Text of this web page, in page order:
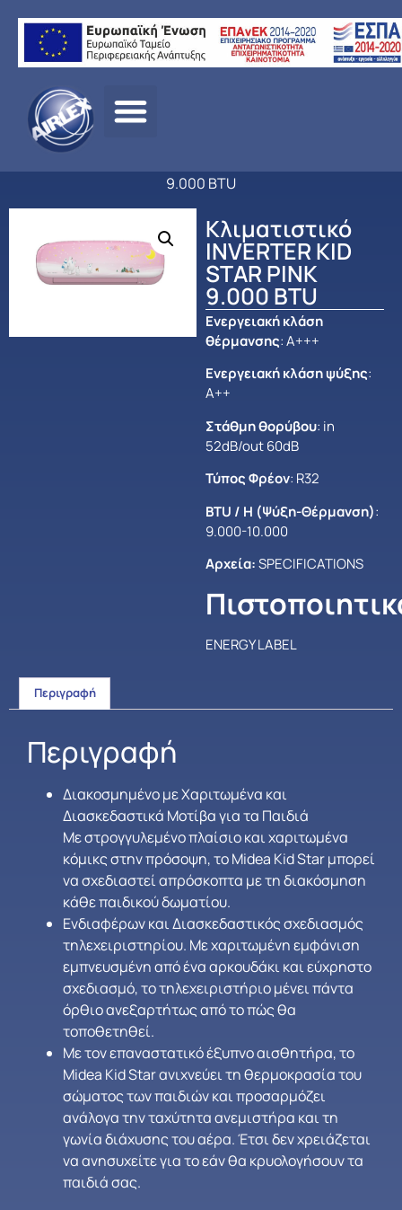
σελίδα/ΠΡΟΪΟΝΤΑ
9.000 BTU
Κλιματιστικό
INVERTER KID
STAR PINK
9.000 BTU
Ενεργειακή κλάση
θέρμανσης: Α+++
Ενεργειακή κλάση ψύξης:
Α++
Στάθμη θορύβου: in
52dB/out 60dB
Τύπος Φρέον: R32
BTU / H (Ψύξη-Θέρμανση):
9.000-10.000
Αρχεία:SPECIFICATIONS
ENERGY LABEL
Περιγραφή
Περιγραφή
Διακοσμημένο με Χαριτωμένα και
Διασκεδαστικά Μοτίβα για τα Παιδιά
Με στρογγυλεμένο πλαίσιο και χαριτωμένα
κόμικς στην πρόσοψη, το Midea Kid Star μπορεί
να σχεδιαστεί απρόσκοπτα με τη διακόσμηση
κάθε παιδικού δωματίου.
Ενδιαφέρων και Διασκεδαστικός σχεδιασμός
τηλεχειριστηρίου. Με χαριτωμένη εμφάνιση
εμπνευσμένη από ένα αρκουδάκι και εύχρηστο
σχεδιασμό, το τηλεχειριστήριο μένει πάντα
όρθιο ανεξαρτήτως από το πώς θα
τοποθετηθεί.
Με τον επαναστατικό έξυπνο αισθητήρα, το
Midea Kid Star ανιχνεύει τη θερμοκρασία του
σώματος των παιδιών και προσαρμόζει
ανάλογα την ταχύτητα ανεμιστήρα και τη
γωνία διάχυσης του αέρα. Έτσι δεν χρειάζεται
να ανησυχείτε για το εάν θα κρυολογήσουν τα
παιδιά σας.